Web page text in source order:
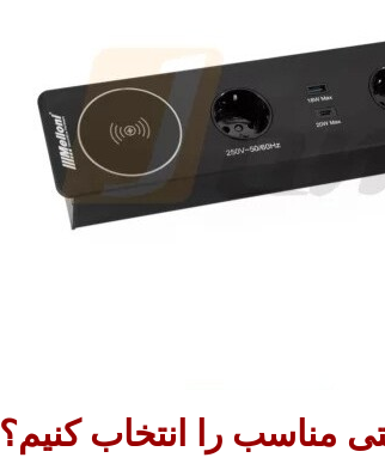
مناسب را انتخاب کنیم؟